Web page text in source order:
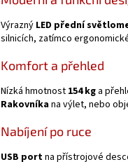
Výrazný LED přední
silnicích, zatímco
Komfort a přehled
Nízká hmotnost 154 kg a
Rakovníkana výlet, nebo
Nabíjení po ruce
USB portna přístrojové